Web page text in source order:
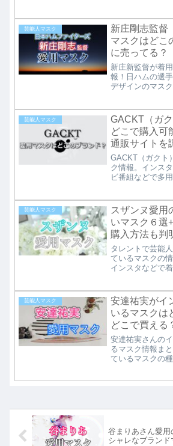
て、そのマスク
それに購入可能
しています。
芸能人マスク
新庄剛志監督
マスクはどこ
に売ってる？
新庄新監督が着
報！日ハムの選
デザインのマス
ボスこと新庄剛
タに乗せた自身
いいと話題に。
ーカー、そして
ついても調べて
芸能人マスク
GACKT（ガ
どこで購入可
通販サイトを
GACKT（ガクト
ク情報。インス
ビ番組などで多
マスク。そのブ
（通販での取り
査。こだわりの
が、意外にも低
スクを利用して
芸能人マスク
スザンヌ愛用
いマスク６選
購入方法も判
タレントで芸能
ているマスクの
インスタなどで
で可愛いマスク
紹介。スザンヌ
法、販売されて
も調査していま
用の必須マスク
芸能人マスク
安達祐実がイ
いるマスクは
どこで買える
安達祐実さんの
るマスク情報ま
ているマスクの
割り出し特定。
か？どこのメー
谷まりあさん愛
シャレなブランド